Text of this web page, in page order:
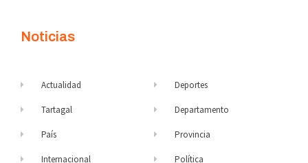
Noticias
Actualidad
Tartagal
País
Internacional
Deportes
Departamento
Provincia
Política